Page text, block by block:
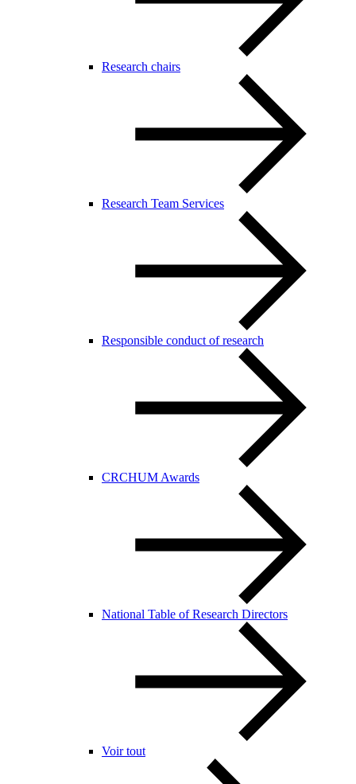
Research chairs
Research Team Services
Responsible conduct of research
CRCHUM Awards
National Table of Research Directors
Voir tout